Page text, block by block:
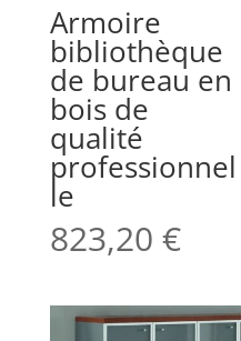
Armoire
bibliothèque
de bureau en
bois de
qualité
professionnel
le
823,20 €